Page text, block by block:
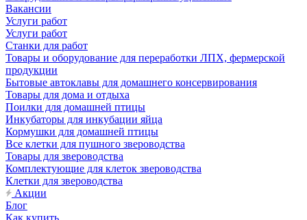
Вакансии
Услуги работ
Услуги работ
Станки для работ
Товары и оборудование для переработки ЛПХ, фермерской
продукции
Бытовые автоклавы для домашнего консервирования
Товары для дома и отдыха
Поилки для домашней птицы
Инкубаторы для инкубации яйца
Кормушки для домашней птицы
Все клетки для пушного звероводства
Товары для звероводства
Комплектующие для клеток звероводства
Клетки для звероводства
Акции
Блог
Как купить